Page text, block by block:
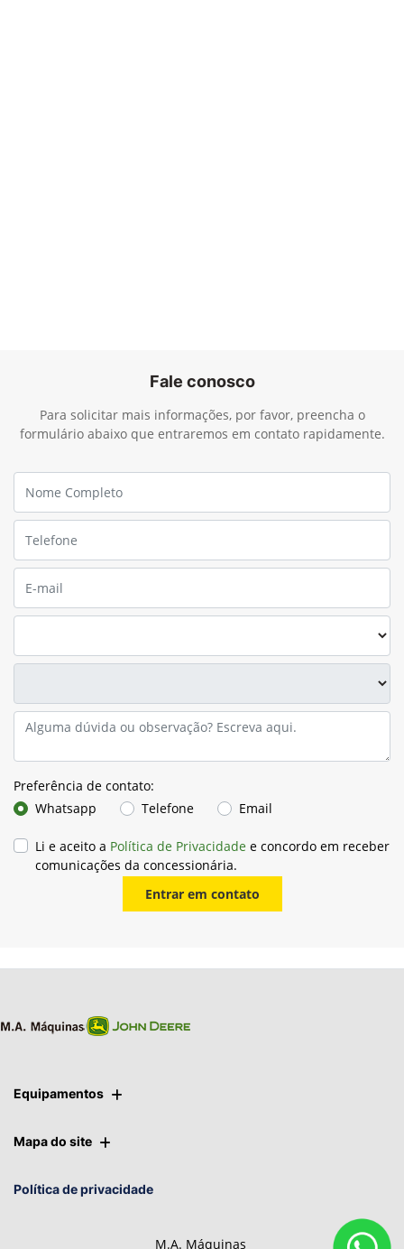
Fale conosco
Para solicitar mais informações, por favor, preencha o
formulário abaixo que entraremos em contato rapidamente.
Preferência de contato:
Whatsapp
Telefone Email
Li e aceito a Política de Privacidade e concordo em receber
comunicações da concessionária.
Entrar em contato
Equipamentos
Mapa do site
Política de privacidade
M.A. Máquinas